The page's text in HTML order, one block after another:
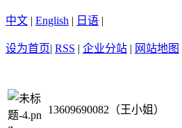
中文 | English | 日语 |
设为首页| RSS | 企业分站 | 网站地图
13609690082（王小姐）